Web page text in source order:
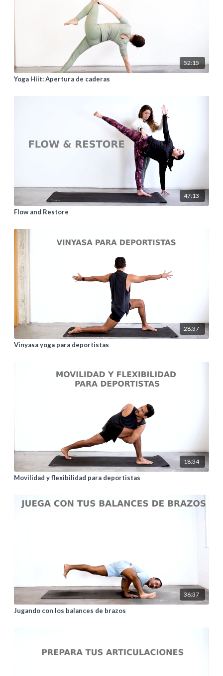
52:15
Yoga Hiit: Apertura de caderas
47:13
Flow and Restore
28:37
Vinyasa yoga para deportistas
18:34
Movilidad y flexibilidad para deportistas
36:37
Jugando con los balances de brazos